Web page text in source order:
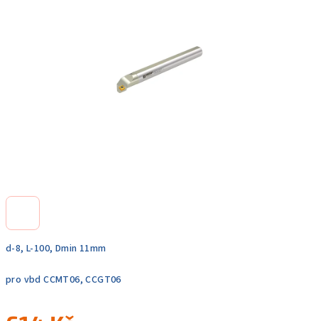
d-8, L-100, Dmin 11mm
pro vbd CCMT06, CCGT06